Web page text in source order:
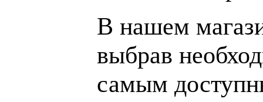
В нашем
выбрав
самым